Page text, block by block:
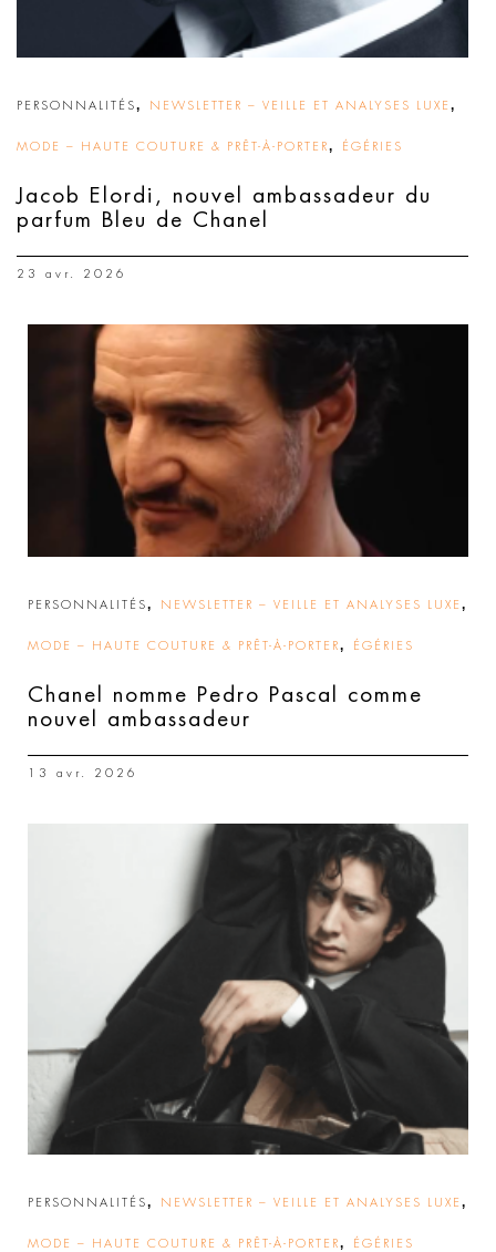
PERSONNALITÉS, NEWSLETTER – VEILLE ET ANALYSES LUXE ,
MODE – HAUTE COUTURE & PRÊT-À-PORTER, ÉGÉRIES
Jacob Elordi, nouvel ambassadeur du
parfum Bleu de Chanel
23 avr. 2026
PERSONNALITÉS, NEWSLETTER – VEILLE ET ANALYSES LUXE ,
MODE – HAUTE COUTURE & PRÊT-À-PORTER, ÉGÉRIES
Chanel nomme Pedro Pascal comme
nouvel ambassadeur
13 avr. 2026
PERSONNALITÉS, NEWSLETTER – VEILLE ET ANALYSES LUXE ,
MODE – HAUTE COUTURE & PRÊT-À-PORTER, ÉGÉRIES